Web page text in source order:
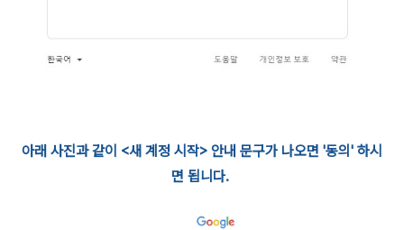
아래 사진과 같이 <새 계정 시작> 안내 문구가 나오면 '동의' 하시
면 됩니다.